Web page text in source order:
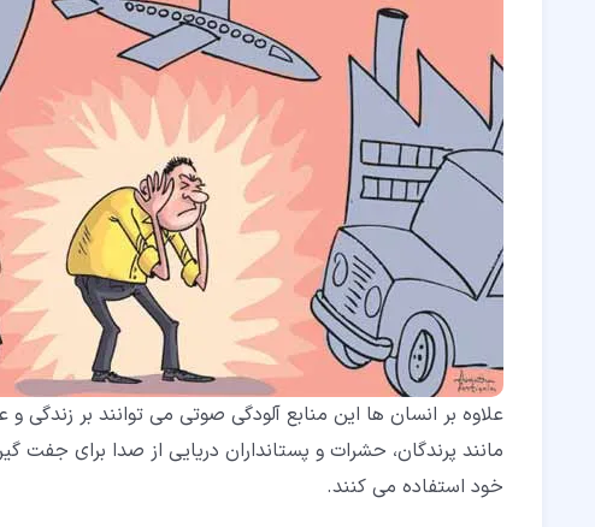
۴‏- بیماری حاصل از آلودگی صوتی چیست؟
علاوه بر انسان ها این منابع آلودگی صوتی می توانند بر زندگی و
مانند پرندگان، حشرات و پستانداران دریایی از صدا برای جفت
خود استفاده می کنند.